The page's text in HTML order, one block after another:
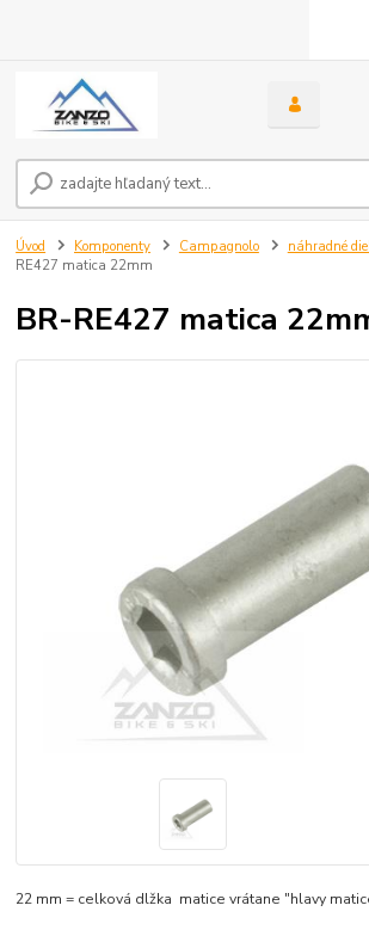
Úvod Komponenty Campagnolo náhradné
RE427 matica 22mm
BR-RE427 matica
22 mm = celková dlžka matice vrátane "hlavy